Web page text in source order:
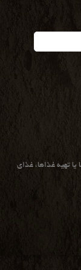
تهیه غذاها، غذای